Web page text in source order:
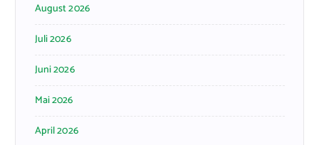
August 2026
Juli 2026
Juni 2026
Mai 2026
April 2026